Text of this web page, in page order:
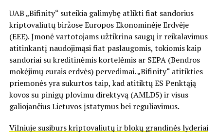
UAB „Bifinity“ suteikia galimybę atlikti fiat sandorius
kriptovaliutų biržose Europos Ekonominėje Erdvėje
(EEE). Įmonė vartotojams užtikrina saugų ir reikalavimus
atitinkantį naudojimąsi fiat paslaugomis, tokiomis kaip
sandoriai su kreditinėmis kortelėmis ar SEPA (Bendros
mokėjimų eurais erdvės) pervedimai. „Bifinity“ atitikties
priemonės yra sukurtos taip, kad atitiktų ES Penktąją
kovos su pinigų plovimu direktyvą (AMLD5) ir visus
galiojančius Lietuvos įstatymus bei reguliavimus.
Vilniuje susiburs kriptovaliutų ir blokų grandinės lyderiai